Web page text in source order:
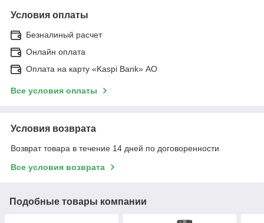
Условия оплаты
Безналиный расчет
Онлайн оплата
Оплата на карту «Kaspi Bank» АО
Все условия оплаты
Условия возврата
Возврат товара в течение 14 дней по договоренности
Все условия возврата
Подобные товары компании